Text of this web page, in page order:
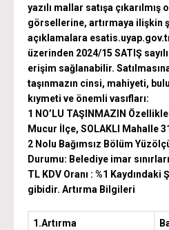
yazılı mallar satışa çıkarılmış
görsellerine, artırmaya ilişkin
açıklamalara
üzerinden 2024/15 SATIŞ
erişim sağlanabilir.
taşınmazın cinsi, mahiyeti,
kıymeti ve önemli vasıfları:
1 NO’LU TAŞINMAZIN
Mucur İlçe, SOLAKLI Mahalle
2 Nolu Bağımsız Bölüm
Durumu: Belediye imar
TL KDV Oranı : %1
gibidir. Artırma Bilgileri
1.Artırma